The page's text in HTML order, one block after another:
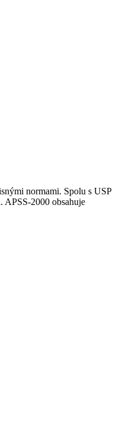
normami. Spolu s USP
2000 obsahuje